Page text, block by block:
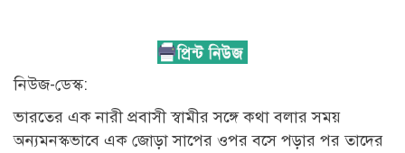
নিউজ-ডেস্ক:
ভারতের এক নারী প্রবাসী স্বামীর সঙ্গে কথা বলার সময়
অন্যমনস্কভাবে এক জোড়া সাপের ওপর বসে পড়ার পর তাদের